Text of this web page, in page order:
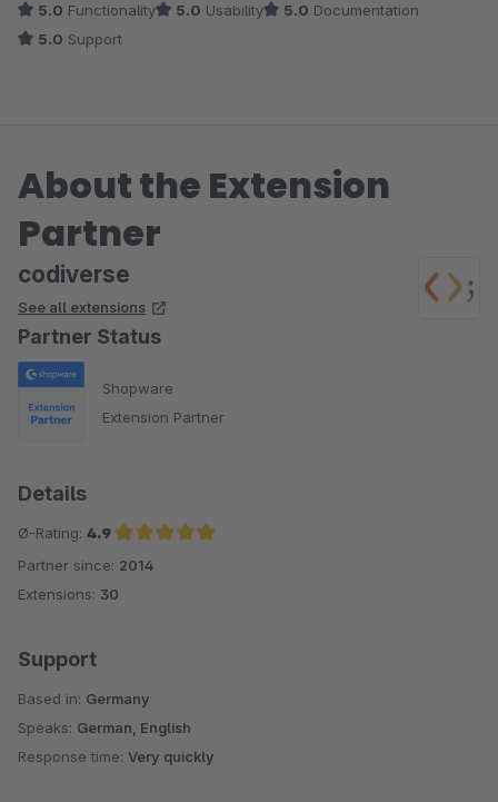
Ich bin begeistert. Top Service!
5.0 Functionality 5.0 Usability 5.0 Documentation
5.0 Support
About the Extension
Partner
codiverse
See all extensions
Partner Status
Shopware
Extension Partner
Details
Ø-Rating: 4.9
Average rating of 4.9 out of 5 stars
Partner since: 2014
Extensions: 30
Support
Based in: Germany
Speaks: German, English
Response time: Very quickly